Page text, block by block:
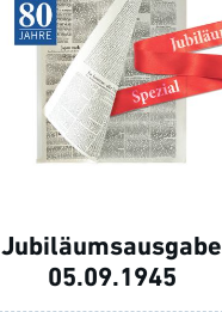
Jubiläumsausgabe
05.09.1945